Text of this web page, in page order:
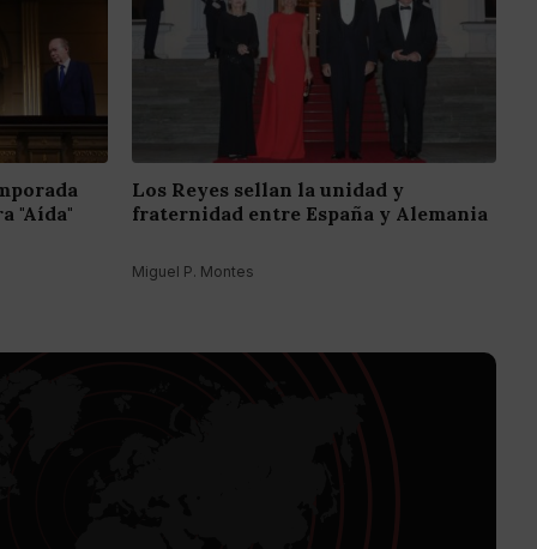
"Aída"
Los Reyes sellan la unidad y
fraternidad entre España y Alemania
Miguel P. Montes